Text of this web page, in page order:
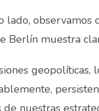
lado, observamos
Berlín muestra
geopolíticas,
de nuestras